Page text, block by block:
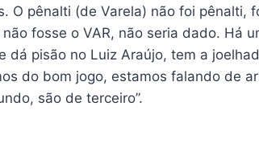
O pênalti (de Varela) não foi pênalti,
fosse o VAR, não seria dado. Há
dá pisão no Luiz Araújo, tem a
do bom jogo, estamos falando de
são de terceiro”.